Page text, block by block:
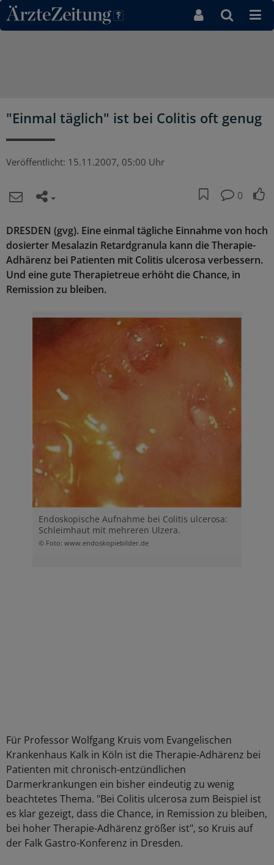
Direkt zum Inhaltsbereich
"Einmal täglich" ist bei Colitis oft genug
Veröffentlicht: 15.11.2007, 05:00 Uhr
0
DRESDEN (gvg). Eine einmal tägliche Einnahme von hoch
dosierter Mesalazin Retardgranula kann die Therapie-
Adhärenz bei Patienten mit Colitis ulcerosa verbessern.
Und eine gute Therapietreue erhöht die Chance, in
Remission zu bleiben.
Endoskopische Aufnahme bei Colitis ulcerosa:
Schleimhaut mit mehreren Ulzera.
© Foto: www.endoskopiebilder.de
Für Professor Wolfgang Kruis vom Evangelischen
Krankenhaus Kalk in Köln ist die Therapie-Adhärenz bei
Patienten mit chronisch-entzündlichen
Darmerkrankungen ein bisher eindeutig zu wenig
beachtetes Thema. "Bei Colitis ulcerosa zum Beispiel ist
es klar gezeigt, dass die Chance, in Remission zu bleiben,
bei hoher Therapie-Adhärenz größer ist", so Kruis auf
der Falk Gastro-Konferenz in Dresden.